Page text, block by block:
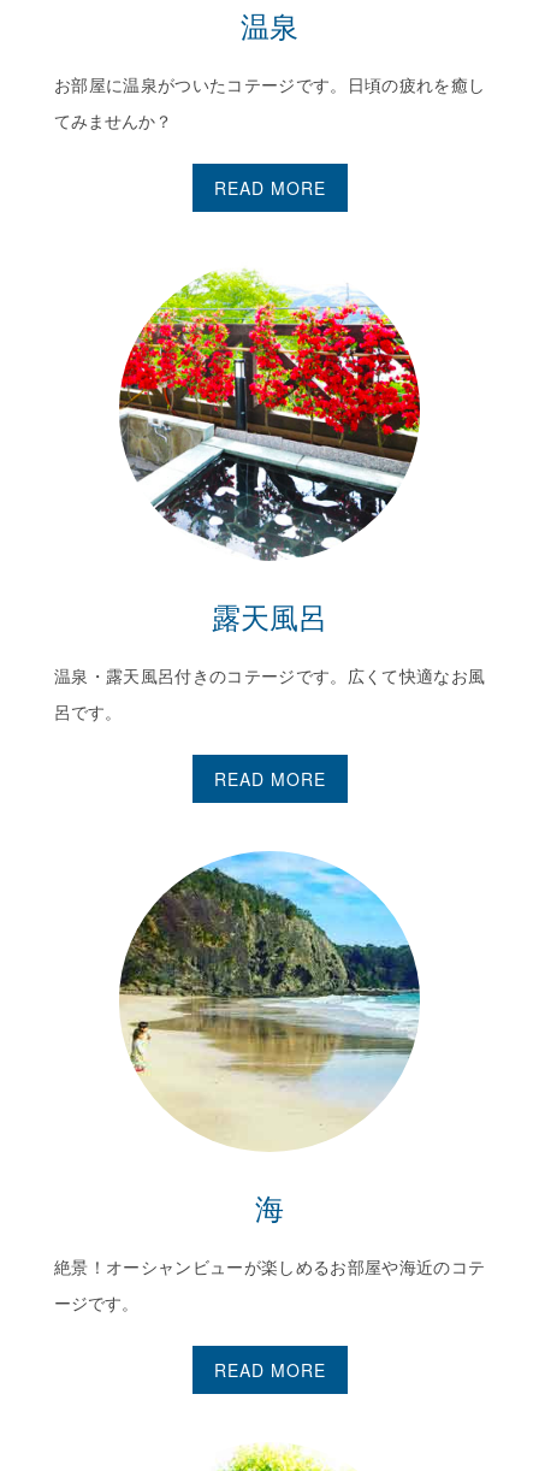
温泉
お部屋に温泉がついたコテージです。日頃の疲れを癒し
てみませんか？
READ MORE
露天風呂
温泉・露天風呂付きのコテージです。広くて快適なお風
呂です。
READ MORE
海
絶景！オーシャンビューが楽しめるお部屋や海近のコテ
ージです。
READ MORE